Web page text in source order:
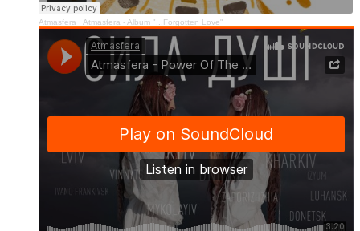
Atmasfera · Atmasfera - Album "...Forgotten Love"